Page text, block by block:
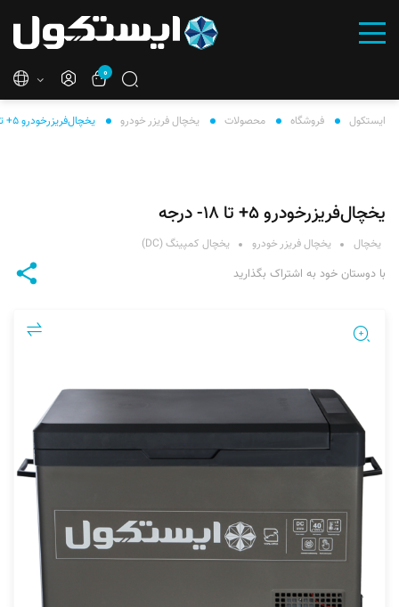
۰
ایستکول فروشگاه محصولات یخچال فریزر خودرو یخچال‌فریزرخودرو ۵+ تا ۱۸- درجه
یخچال‌فریزرخودرو ۵+ تا ۱۸- درجه
یخچال یخچال فریزر خودرو یخچال کمپینگ (DC)
با دوستان خود به اشتراک بگذارید